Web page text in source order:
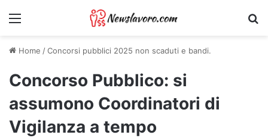
Menu
Home /Concorsi pubblici 2025 non scaduti e bandi.
Concorso Pubblico: si
assumono Coordinatori di
Vigilanza a tempo